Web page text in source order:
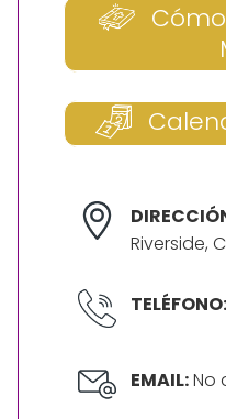
Riverside,
TELÉFONO:
EMAIL:No